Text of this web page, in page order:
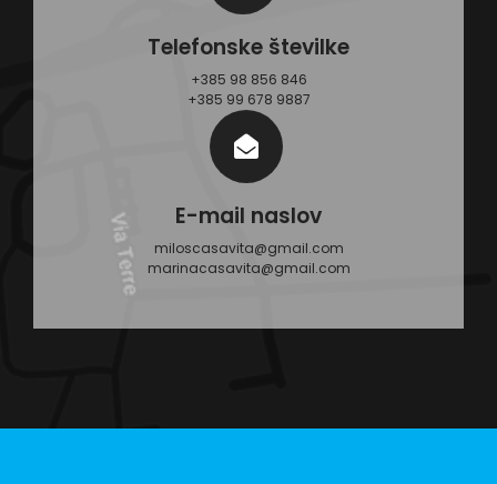
Telefonske številke
+385 98 856 846
+385 99 678 9887
E-mail naslov
miloscasavita@gmail.com
marinacasavita@gmail.com